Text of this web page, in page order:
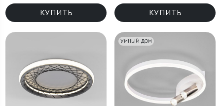
КУПИТЬ КУПИТЬ
УМНЫЙ ДОМ